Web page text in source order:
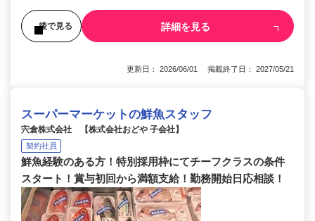
後で見る 詳細を見る
更新日： 2026/06/01 掲載終了日： 2027/05/21
スーパーマーケットの鮮魚スタッフ
宍倉株式会社 【株式会社おどや 子会社】
契約社員
鮮魚経験のある方！特別採用枠にてチーフクラスの条件
スタート！賞与初回から満額支給！勤務開始日応相談！